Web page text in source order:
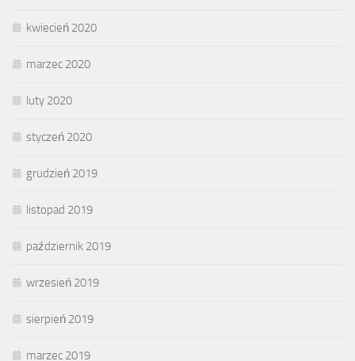
kwiecień 2020
marzec 2020
luty 2020
styczeń 2020
grudzień 2019
listopad 2019
październik 2019
wrzesień 2019
sierpień 2019
marzec 2019